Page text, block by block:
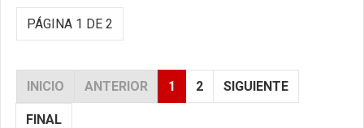
PÁGINA 1 DE 2
INICIO ANTERIOR 1 2 SIGUIENTE
FINAL